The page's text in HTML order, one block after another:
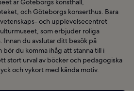
är Göteborgs konsthall,
och Göteborgs konserthus. Bara
och upplevelsecentret
som erbjuder roliga
Innan du avslutar ditt besök på
du komma ihåg att stanna till i
stort urval av böcker och pedagogiska
och vykort med kända motiv.